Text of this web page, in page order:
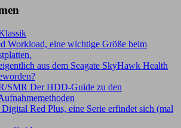
Workload, eine wichtige Größe beim
aus dem Seagate SkyHawk Health
SMR Der HDD-Guide zu den
Red Plus, eine Serie erfindet sich (mal